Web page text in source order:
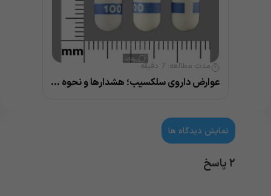
مدت مطالعه: 7 دقیقه
عوارض داروی سلکسیب؛ هشدارها و نحوه مصرف
نمایش دیدگاه ها
۲ پاسخ